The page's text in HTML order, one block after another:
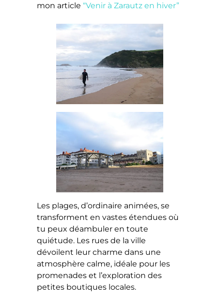
mon article “Venir à Zarautz en hiver”
Les plages, d’ordinaire animées, se
transforment en vastes étendues où
tu peux déambuler en toute
quiétude. Les rues de la ville
dévoilent leur charme dans une
atmosphère calme, idéale pour les
promenades et l’exploration des
petites boutiques locales.